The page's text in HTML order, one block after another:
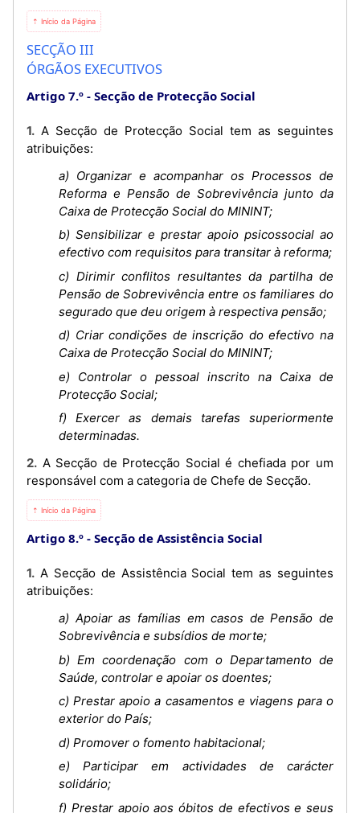
⇡ Início da Página
SECÇÃO III
ÓRGÃOS EXECUTIVOS
Artigo 7.º Secção de Protecção Social
1. A Secção de Protecção Social tem as seguintes
atribuições:
a) Organizar e acompanhar os Processos de
Reforma e Pensão de Sobrevivência junto da
Caixa de Protecção Social do MININT;
b) Sensibilizar e prestar apoio psicossocial ao
efectivo com requisitos para transitar à reforma;
c) Dirimir conflitos resultantes da partilha de
Pensão de Sobrevivência entre os familiares do
segurado que deu origem à respectiva pensão;
d) Criar condições de inscrição do efectivo na
Caixa de Protecção Social do MININT;
e) Controlar o pessoal inscrito na Caixa de
Protecção Social;
f) Exercer as demais tarefas superiormente
determinadas.
2. A Secção de Protecção Social é chefiada por um
responsável com a categoria de Chefe de Secção.
⇡ Início da Página
Artigo 8.º Secção de Assistência Social
1. A Secção de Assistência Social tem as seguintes
atribuições:
a) Apoiar as famílias em casos de Pensão de
Sobrevivência e subsídios de morte;
b) Em coordenação com o Departamento de
Saúde, controlar e apoiar os doentes;
c) Prestar apoio a casamentos e viagens para o
exterior do País;
d) Promover o fomento habitacional;
e) Participar em actividades de carácter
solidário;
f) Prestar apoio aos óbitos de efectivos e seus